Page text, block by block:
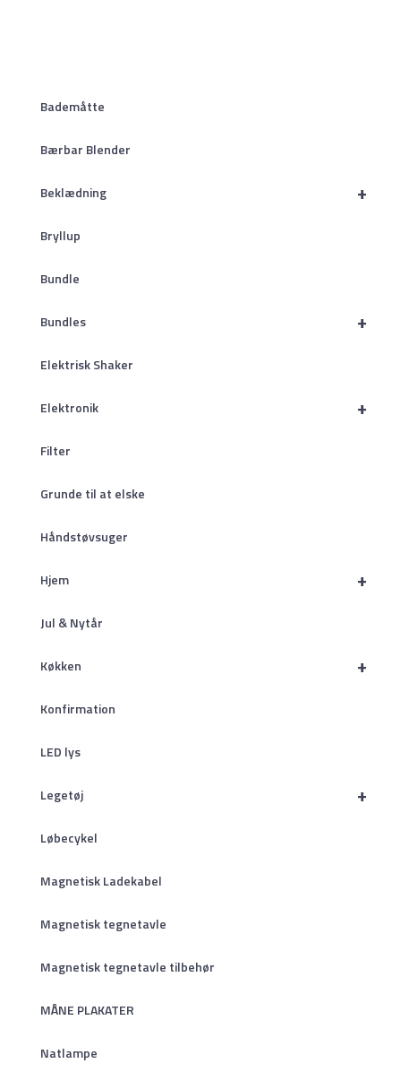
Bademåtte
Bærbar Blender
+
Beklædning
Bryllup
Bundle
+
Bundles
Elektrisk Shaker
+
Elektronik
Filter
Grunde til at elske
Håndstøvsuger
+
Hjem
Jul & Nytår
+
Køkken
Konfirmation
LED lys
+
Legetøj
Løbecykel
Magnetisk Ladekabel
Magnetisk tegnetavle
Magnetisk tegnetavle tilbehør
MÅNE PLAKATER
Natlampe